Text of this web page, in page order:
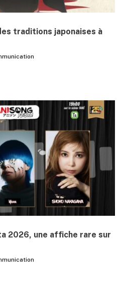
traditions japonaises à
2026, une affiche rare sur